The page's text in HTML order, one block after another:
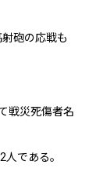
砲の応戦も
戦災死傷者名
である。